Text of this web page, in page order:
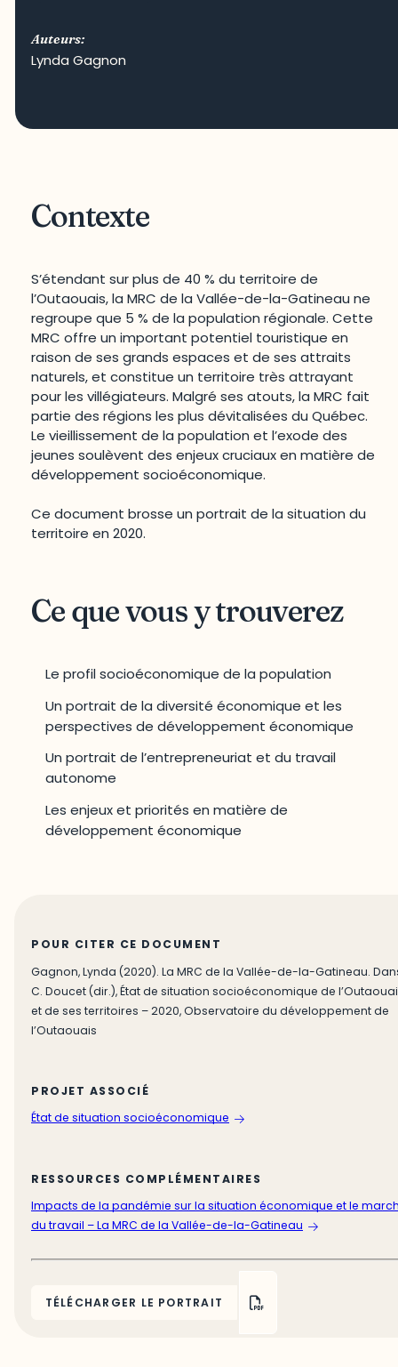
Crédit photo : Isabelle Leclerc
Auteurs:
Lynda Gagnon
Contexte
S’étendant sur plus de 40 % du territoire de
l’Outaouais, la MRC de la Vallée-de-la-Gatineau ne
regroupe que 5 % de la population régionale. Cette
MRC offre un important potentiel touristique en
raison de ses grands espaces et de ses attraits
naturels, et constitue un territoire très attrayant
pour les villégiateurs. Malgré ses atouts, la MRC fait
partie des régions les plus dévitalisées du Québec.
Le vieillissement de la population et l’exode des
jeunes soulèvent des enjeux cruciaux en matière de
développement socioéconomique.
Ce document brosse un portrait de la situation du
territoire en 2020.
Ce que vous y trouverez
Le profil socioéconomique de la population
Un portrait de la diversité économique et les
perspectives de développement économique
Un portrait de l’entrepreneuriat et du travail
autonome
Les enjeux et priorités en matière de
développement économique
POUR CITER CE DOCUMENT
Gagnon, Lynda (2020). La MRC de la Vallée-de-la-Gatineau.
C. Doucet (dir.), État de situation socioéconomique de
et de ses territoires – 2020, Observatoire du développement de
l’Outaouais
PROJET ASSOCIÉ
État de situation socioéconomique
RESSOURCES COMPLÉMENTAIRES
Impacts de la pandémie sur la situation économique et le
du travail – La MRC de la Vallée-de-la-Gatineau
TÉLÉCHARGER LE PORTRAIT